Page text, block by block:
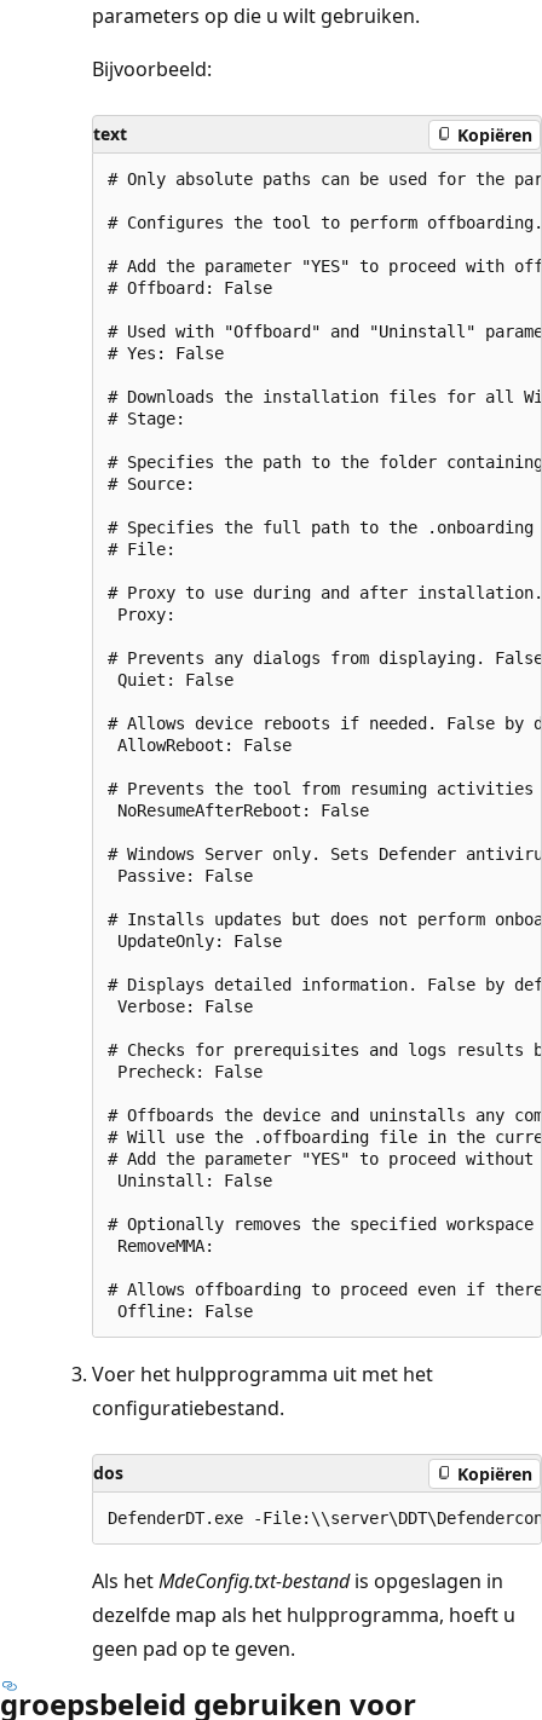
parameters op die u wilt gebruiken.
Bijvoorbeeld:
text Kopiëren
# Only absolute paths can be used for the
# Configures the tool to perform offboarding.
# Add the parameter "YES" to proceed with
# Offboard: False
# Used with "Offboard" and "Uninstall"
# Yes: False
# Downloads the installation files for all
# Stage:
# Specifies the path to the folder
# Source:
# Specifies the full path to the
# File:
# Proxy to use during and after
Proxy:
# Prevents any dialogs from displaying.
Quiet: False
# Allows device reboots if needed. False
AllowReboot: False
# Prevents the tool from resuming
NoResumeAfterReboot: False
# Windows Server only. Sets Defender
Passive: False
# Installs updates but does not perform
UpdateOnly: False
# Displays detailed information. False by
Verbose: False
# Checks for prerequisites and logs
Precheck: False
# Offboards the device and uninstalls any
# Will use the .offboarding file in the
# Add the parameter "YES" to proceed
Uninstall: False
# Optionally removes the specified
RemoveMMA:
# Allows offboarding to proceed even if
Voer het hulpprogramma uit met het
configuratiebestand.
dos Kopiëren
Als hetMdeConfig.txt-bestandis opgeslagen in
dezelfde map als het hulpprogramma, hoeft u
geen pad op te geven.
groepsbeleid gebruiken voor